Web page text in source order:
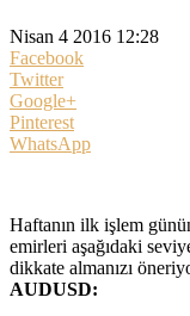
Nisan 4 2016 12:28
Facebook
Twitter
Google+
Pinterest
WhatsApp
Haftanın ilk işlem
emirleri aşağıdaki
dikkate almanızı
AUDUSD: